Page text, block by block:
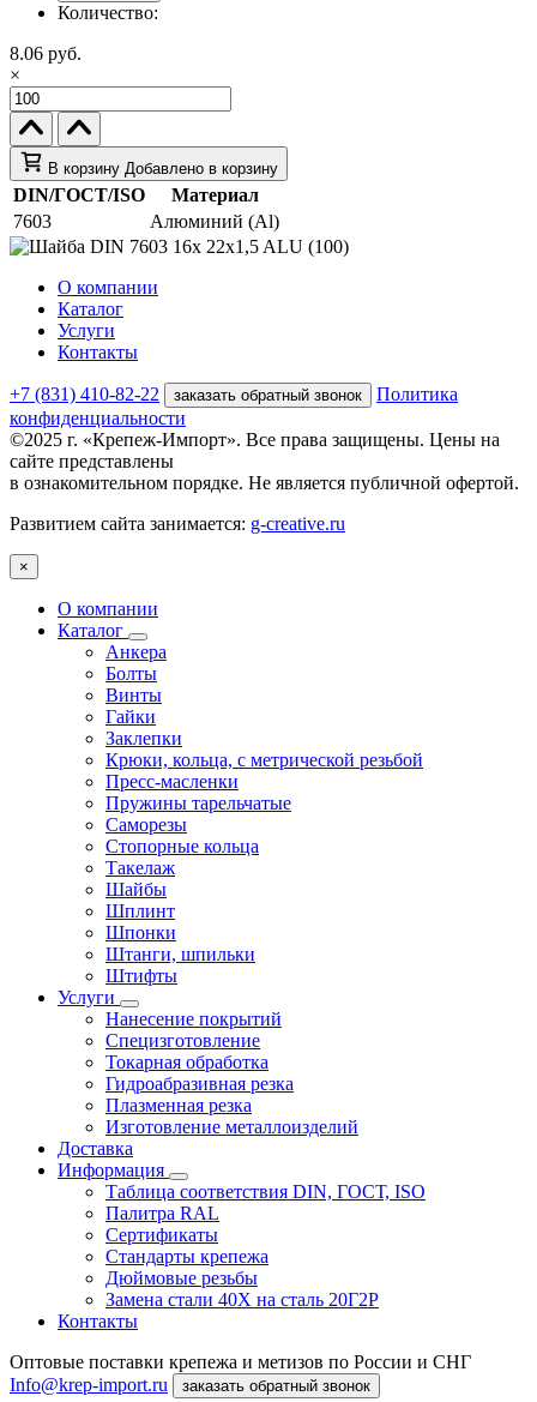
Количество:
8.06 руб.
×
В корзину Добавлено в корзину
DIN/ГОСТ/ISO
Материал
7603
Алюминий (Al)
О компании
Каталог
Услуги
Контакты
+7 (831) 410-82-22 заказать обратный звонок
Политика
конфиденциальности
©2025 г. «Крепеж-Импорт». Все права защищены. Цены на
сайте представлены
в ознакомительном порядке. Не является публичной офертой.
Развитием сайта занимается: g-creative.ru
×
О компании
Каталог
Анкера
Болты
Винты
Гайки
Заклепки
Крюки, кольца, с метрической резьбой
Пресс-масленки
Пружины тарельчатые
Саморезы
Стопорные кольца
Такелаж
Шайбы
Шплинт
Шпонки
Штанги, шпильки
Штифты
Услуги
Нанесение покрытий
Специзготовление
Токарная обработка
Гидроабразивная резка
Плазменная резка
Изготовление металлоизделий
Доставка
Информация
Таблица соответствия DIN, ГОСТ, ISO
Палитра RAL
Сертификаты
Стандарты крепежа
Дюймовые резьбы
Замена стали 40Х на сталь 20Г2Р
Контакты
Оптовые поставки крепежа и метизов по России и СНГ
Info@krep-import.ru
заказать обратный звонок